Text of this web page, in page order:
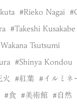
Rieko Nagai
Takeshi Kusakabe
Wakana Tsutsumi
Shinya Kondou
火 紅葉 イルミネ
食 美術館 自然